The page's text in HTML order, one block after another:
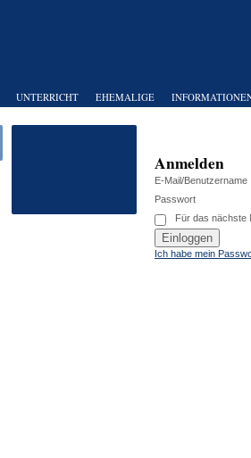
UNTERRICHT EHEMALIGE
Anmelden
E-Mail/Benutzername
Passwort
Für das nächste
Ich habe mein